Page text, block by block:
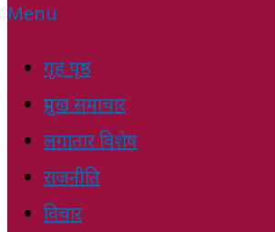
Menu
गृह पृष्ठ
प्रमुख समाचार
लगातार विशेष
राजनीति
विचार